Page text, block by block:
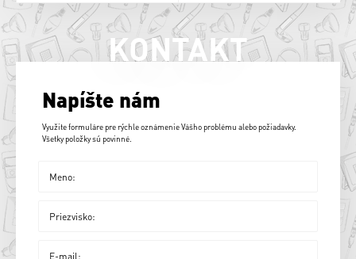
KONTAKT
Napíšte nám
Využite formuláre pre rýchle oznámenie Vášho problému alebo požiadavky.
Všetky položky sú povinné.